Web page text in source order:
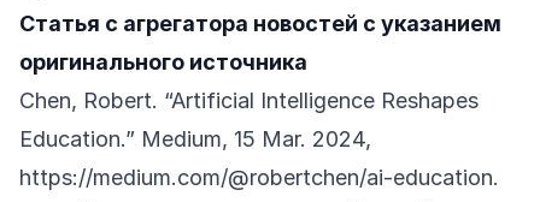
Статья с агрегатора новостей с указанием
оригинального источника
Chen, Robert. “Artificial Intelligence Reshapes
Education.” Medium, 15 Mar. 2024,
https://medium.com/@robertchen/ai-education.